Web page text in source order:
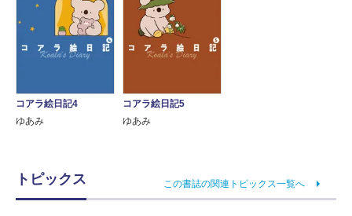
コアラ絵日記4
ゆあみ
コアラ絵日記5
ゆあみ
トピックス この書誌の関連トピックス一覧へ